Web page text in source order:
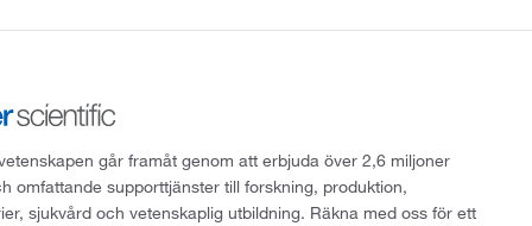
går framåt genom att erbjuda över 2,6 miljoner
omfattande supporttjänster till forskning, produktion,
sjukvård och vetenskaplig utbildning. Räkna med oss för ett